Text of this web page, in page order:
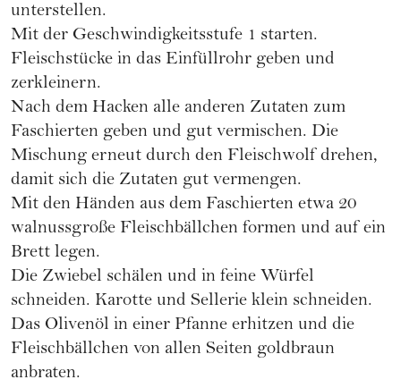
unterstellen.
Mit der Geschwindigkeitsstufe 1 starten.
Fleischstücke in das Einfüllrohr geben und
zerkleinern.
Nach dem Hacken alle anderen Zutaten zum
Faschierten geben und gut vermischen. Die
Mischung erneut durch den Fleischwolf drehen,
damit sich die Zutaten gut vermengen.
Mit den Händen aus dem Faschierten etwa 20
walnussgroße Fleischbällchen formen und auf ein
Brett legen.
Die Zwiebel schälen und in feine Würfel
schneiden. Karotte und Sellerie klein schneiden.
Das Olivenöl in einer Pfanne erhitzen und die
Fleischbällchen von allen Seiten goldbraun
anbraten.